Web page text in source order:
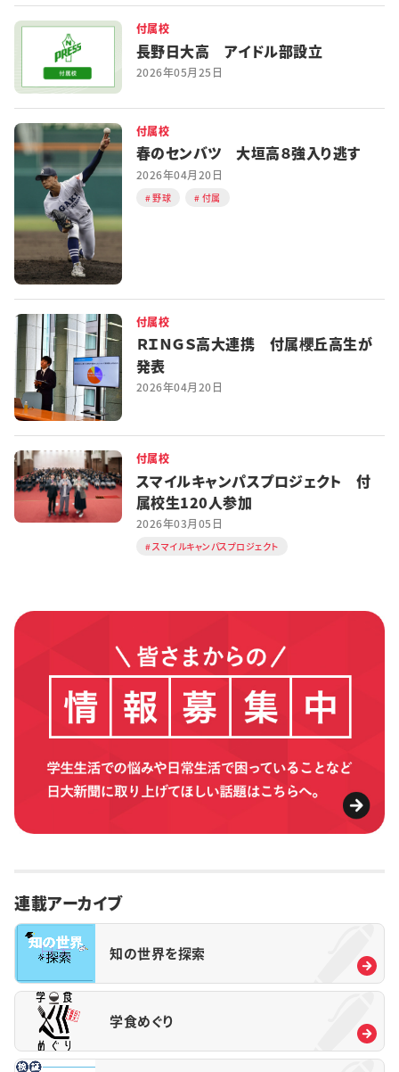
付属校
長野日大高 アイドル部設立
2026年05月25日
付属校
春のセンバツ 大垣高８強入り逃す
2026年04月20日
野球 付属
付属校
ＲＩＮＧＳ高大連携 付属櫻丘高生が
発表
2026年04月20日
付属校
スマイルキャンパスプロジェクト 付
属校生120人参加
2026年03月05日
スマイルキャンパスプロジェクト
連載アーカイブ
知の世界を探索
学食めぐり